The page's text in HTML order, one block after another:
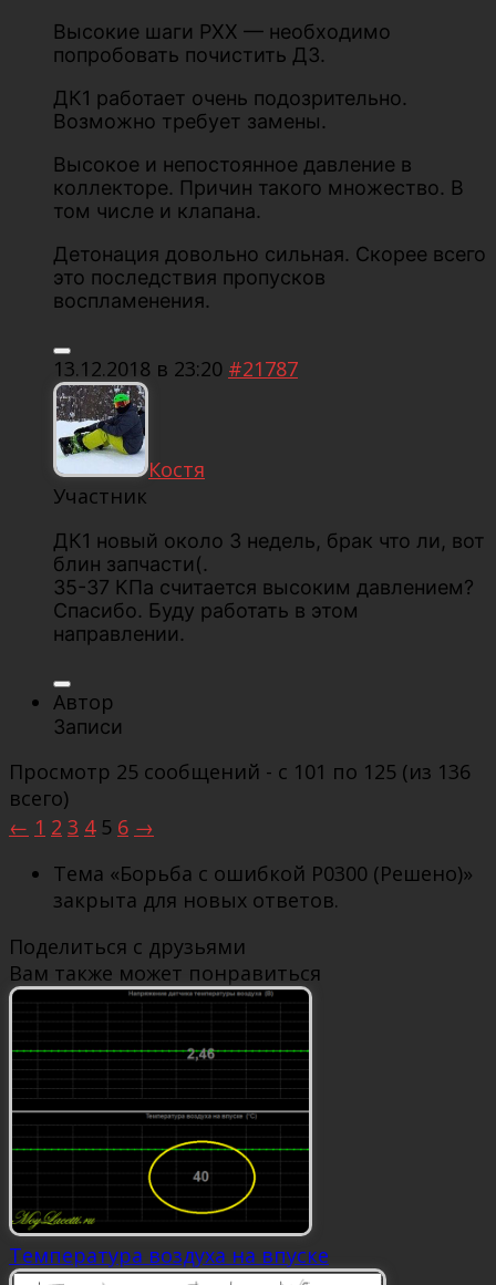
Высокие шаги РХХ — необходимо
попробовать почистить ДЗ.
ДК1 работает очень подозрительно.
Возможно требует замены.
Высокое и непостоянное давление в
коллекторе. Причин такого множество. В
том числе и клапана.
Детонация довольно сильная. Скорее всего
это последствия пропусков
воспламенения.
13.12.2018 в 23:20 #21787
Костя
Участник
ДК1 новый около 3 недель, брак что ли, вот
блин запчасти(.
35-37 КПа считается высоким давлением?
Спасибо. Буду работать в этом
направлении.
Автор
Записи
Просмотр 25 сообщений - с 101 по 125 (из 136
всего)
← 1 2 3 4 5 6 →
Тема «Борьба с ошибкой Р0300 (Решено)»
закрыта для новых ответов.
Поделиться с друзьями
Вам также может понравиться
Температура воздуха на впуске